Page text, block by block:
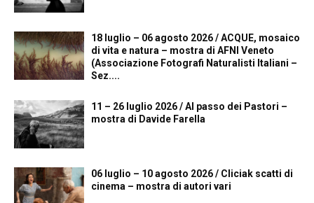
18 luglio – 06 agosto 2026 / ACQUE, mosaico
di vita e natura – mostra di AFNI Veneto
(Associazione Fotografi Naturalisti Italiani –
Sez....
11 – 26 luglio 2026 / Al passo dei Pastori –
mostra di Davide Farella
06 luglio – 10 agosto 2026 / Cliciak scatti di
cinema – mostra di autori vari